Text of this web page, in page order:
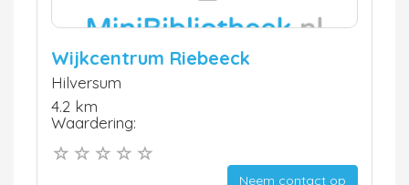
Wijkcentrum Riebeeck
Hilversum
4.2 km
Waardering:
Neem contact op